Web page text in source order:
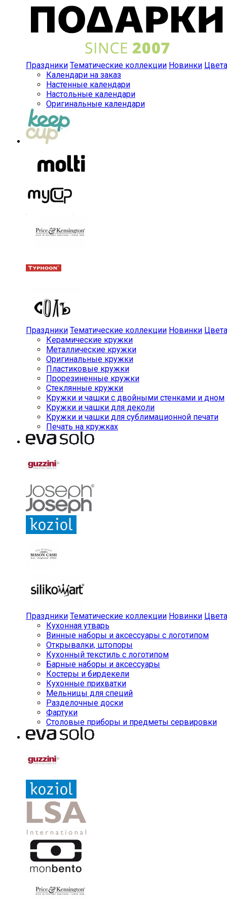
Праздники Тематические коллекции Новинки Цвета
Календари на заказ
Настенные календари
Настольные календари
Оригинальные календари
Праздники Тематические коллекции Новинки Цвета
Керамические кружки
Металлические кружки
Оригинальные кружки
Пластиковые кружки
Прорезиненные кружки
Стеклянные кружки
Кружки и чашки с двойными стенками и дном
Кружки и чашки для деколи
Кружки и чашки для сублимационной печати
Печать на кружках
Праздники Тематические коллекции Новинки Цвета
Кухонная утварь
Винные наборы и аксессуары с логотипом
Открывалки, штопоры
Кухонный текстиль с логотипом
Барные наборы и аксессуары
Костеры и бирдекели
Кухонные прихватки
Мельницы для специй
Разделочные доски
Фартуки
Столовые приборы и предметы сервировки